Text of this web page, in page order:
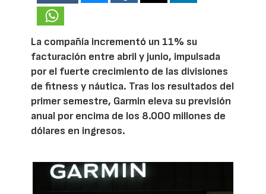
La compañía incrementó un 11% su
facturación entre abril y junio, impulsada
por el fuerte crecimiento de las divisiones
de fitness y náutica. Tras los resultados del
primer semestre, Garmin eleva su previsión
anual por encima de los 8.000 millones de
dólares en ingresos.